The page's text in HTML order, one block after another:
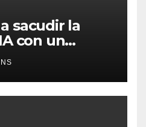
sacudir la
con un
de trabajar
intervención